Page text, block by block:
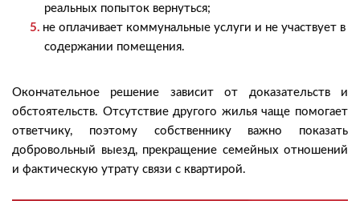
реальных попыток вернуться;
не оплачивает коммунальные услуги и не участвует в
содержании помещения.
Окончательное решение зависит от доказательств и
обстоятельств. Отсутствие другого жилья чаще помогает
ответчику, поэтому собственнику важно показать
добровольный выезд, прекращение семейных отношений
и фактическую утрату связи с квартирой.